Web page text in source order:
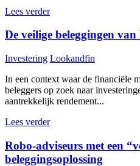
Lees verder
De veilige beleggingen
Investering Lookandfin
In een context waar de financiële
beleggers op zoek naar
aantrekkelijk rendement...
Lees verder
Robo-adviseurs met een
beleggingsoplossing